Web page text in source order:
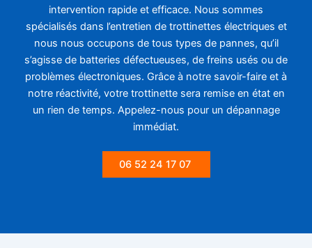
intervention rapide et efficace. Nous sommes
spécialisés dans l’entretien de trottinettes électriques et
nous nous occupons de tous types de pannes, qu’il
s’agisse de batteries défectueuses, de freins usés ou de
problèmes électroniques. Grâce à notre savoir-faire et à
notre réactivité, votre trottinette sera remise en état en
un rien de temps. Appelez-nous pour un dépannage
immédiat.
06 52 24 17 07